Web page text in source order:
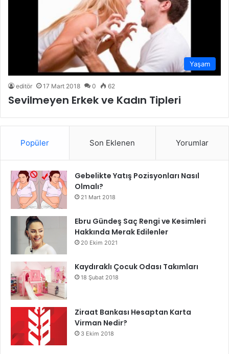
Yaşam
editör 17 Mart 2018 0 62
Sevilmeyen Erkek ve Kadın Tipleri
Popüler Son Eklenen Yorumlar
Gebelikte Yatış Pozisyonları Nasıl
Olmalı?
21 Mart 2018
Ebru Gündeş Saç Rengi ve Kesimleri
Hakkında Merak Edilenler
20 Ekim 2021
Kaydıraklı Çocuk Odası Takımları
18 Şubat 2018
Ziraat Bankası Hesaptan Karta
Virman Nedir?
3 Ekim 2018